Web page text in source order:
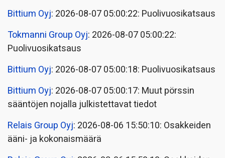
Bittium Oyj: 2026-08-07 05:00:22: Puolivuosikatsaus
Tokmanni Group Oyj: 2026-08-07 05:00:22:
Puolivuosikatsaus
Bittium Oyj: 2026-08-07 05:00:18: Puolivuosikatsaus
Bittium Oyj: 2026-08-07 05:00:17: Muut pörssin
sääntöjen nojalla julkistettavat tiedot
Relais Group Oyj: 2026-08-06 15:50:10: Osakkeiden
ääni- ja kokonaismäärä